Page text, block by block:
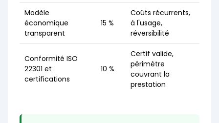
Modèle
économique
transparent
15 %
Coûts récurrents,
à l'usage,
réversibilité
Conformité ISO
22301 et
certifications
10 %
Certif valide,
périmètre
couvrant la
prestation